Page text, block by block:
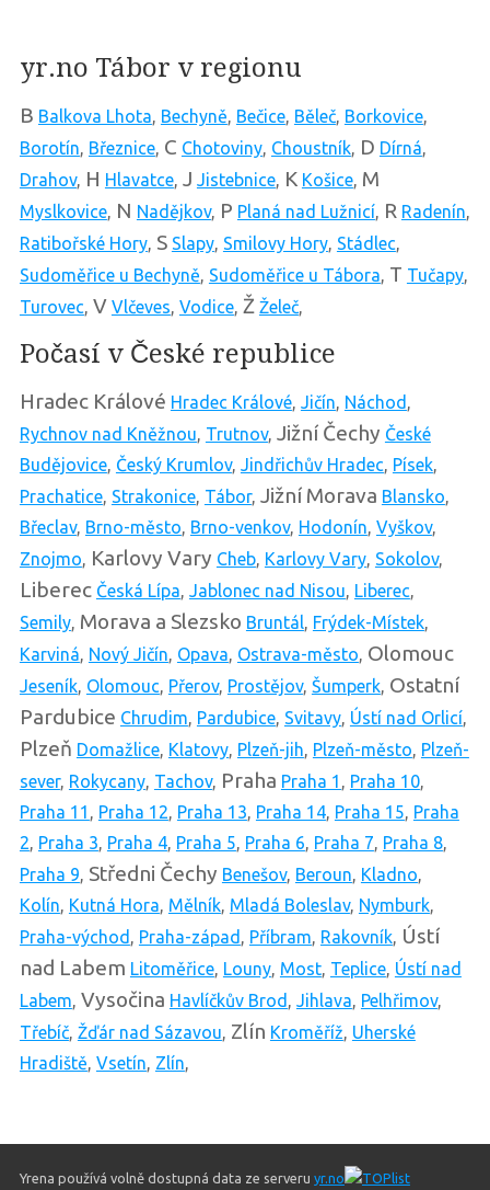
yr.no Tábor v regionu
B Balkova Lhota, Bechyně, Bečice, Běleč, Borkovice,
Borotín, Březnice, C Chotoviny, Choustník, D Dírná,
Drahov, H Hlavatce, J Jistebnice, K Košice, M
Myslkovice, N Nadějkov, P Planá nad Lužnicí, R Radenín,
Ratibořské Hory, S Slapy, Smilovy Hory, Stádlec,
Sudoměřice u Bechyně, Sudoměřice u Tábora, T Tučapy,
Turovec, V Vlčeves, Vodice, Ž Želeč,
Počasí v České republice
Hradec Králové Hradec Králové, Jičín, Náchod ,
Rychnov nad Kněžnou, Trutnov, Jižní Čechy České
Budějovice, Český Krumlov, Jindřichův Hradec, Písek,
Prachatice, Strakonice, Tábor, Jižní Morava Blansko,
Břeclav, Brno-město, Brno-venkov, Hodonín, Vyškov,
Znojmo, Karlovy Vary Cheb, Karlovy Vary, Sokolov,
Liberec Česká Lípa, Jablonec nad Nisou, Liberec,
Semily, Morava a Slezsko Bruntál, Frýdek-Místek,
Karviná, Nový Jičín, Opava, Ostrava-město, Olomouc
Jeseník, Olomouc, Přerov, Prostějov, Šumperk, Ostatní
Pardubice Chrudim, Pardubice, Svitavy, Ústí nad Orlicí,
Plzeň Domažlice, Klatovy, Plzeň-jih, Plzeň-město, Plzeň-
sever, Rokycany, Tachov, Praha Praha 1 , Praha 10,
Praha 11 , Praha 12, Praha 13, Praha 14, Praha 15, Praha
2, Praha 3, Praha 4, Praha 5, Praha 6, Praha 7, Praha 8,
Praha 9, Středni Čechy Benešov, Beroun, Kladno,
Kolín, Kutná Hora, Mělník, Mladá Boleslav, Nymburk,
Praha-východ , Praha-západ , Příbram, Rakovník, Ústí
nad Labem Litoměřice, Louny, Most, Teplice, Ústí nad
Labem, Vysočina Havlíčkův Brod , Jihlava, Pelhřimov,
Třebíč, Žďár nad Sázavou, Zlín Kroměříž, Uherské
Hradiště, Vsetín, Zlín,
Yrena používá volně dostupná data ze serveru yr.no